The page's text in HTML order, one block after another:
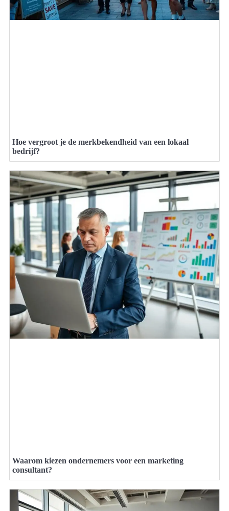
Hoe vergroot je de merkbekendheid van een lokaal
bedrijf?
Waarom kiezen ondernemers voor een marketing
consultant?